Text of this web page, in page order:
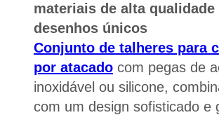
materiais de alta qualidade
desenhos únicos
Conjunto de talheres para
por atacado com pegas de
inoxidável ou silicone,
com um design sofisticado e